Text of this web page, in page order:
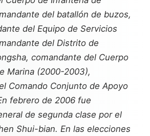
del batallón de buzos,
del Equipo de Servicios
del Distrito de
comandante del Cuerpo
Marina (2000-2003),
Comando Conjunto de Apoyo
febrero de 2006 fue
de segunda clase por el
Shui-bian. En las elecciones